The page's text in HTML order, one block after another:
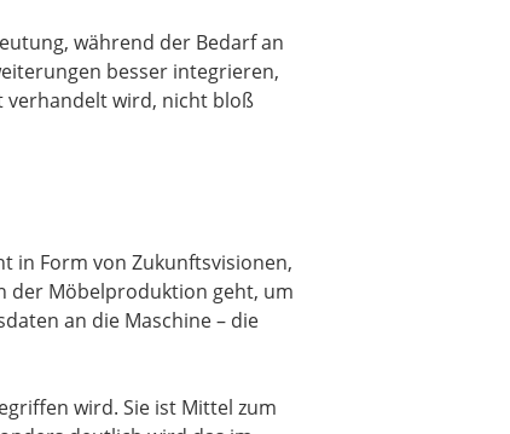
während der Bedarf an
besser integrieren,
verhandelt wird, nicht bloß
in Form von Zukunftsvisionen,
der Möbelproduktion geht, um
an die Maschine – die
wird. Sie ist Mittel zum